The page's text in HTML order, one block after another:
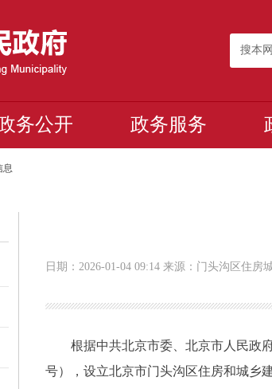
搜本网
务公开 政务服务
息
日期：2026-01-04 09:14 来源：门头沟区住房
根据中共北京市委、北京市人民政
号），设立北京市门头沟区住房和城乡